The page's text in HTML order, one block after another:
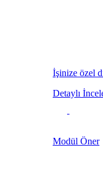
İşinize özel
Detaylı
Modül Öner